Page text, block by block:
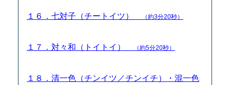
１６．七対子（チートイツ） （約3分20秒）
１７．対々和（トイトイ） （約5分20秒）
１８．清一色（チンイツ／チンイチ）・混一色